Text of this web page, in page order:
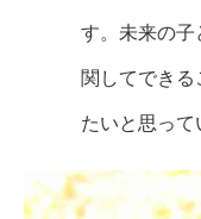
す。未来の子
関してできる
たいと思って